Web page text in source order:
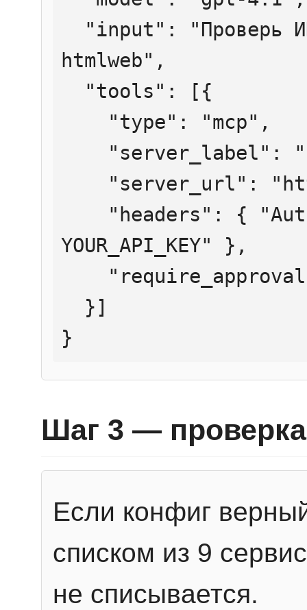
htmlweb",
YOUR_API_KEY" },
}
Шаг 3 — проверка
Если конфиг
списком из 9
не списывается.